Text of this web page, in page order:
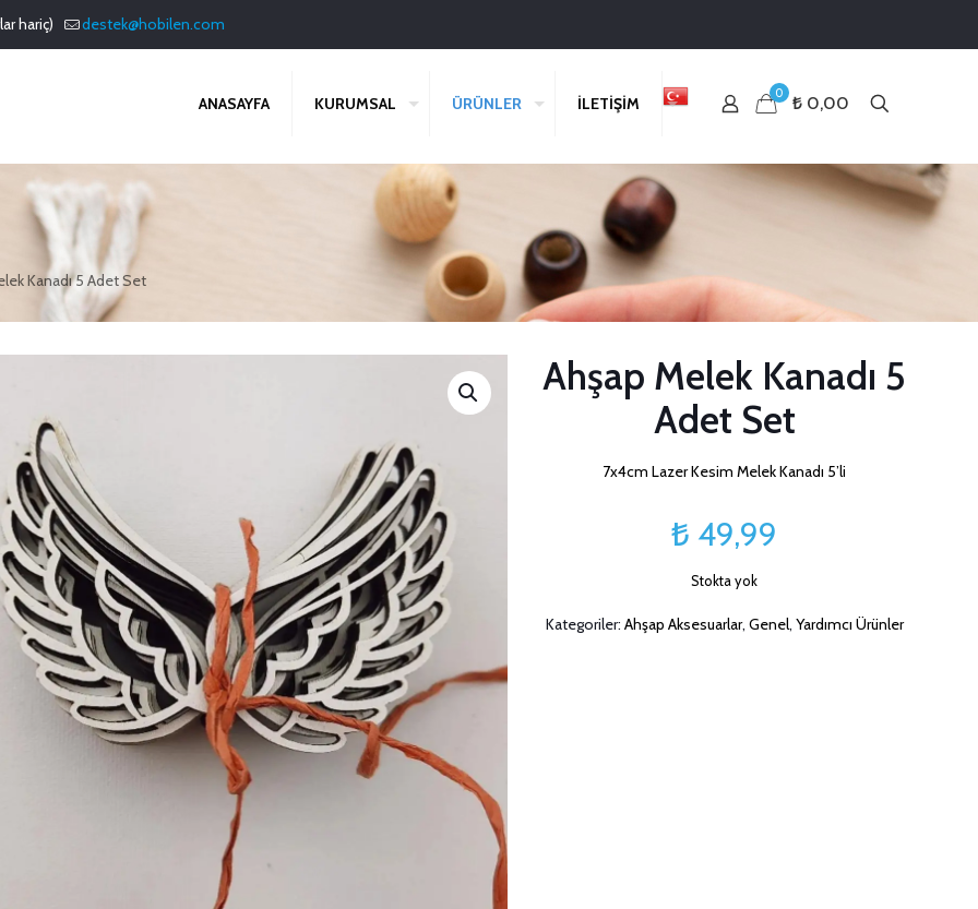
hariç) destek@hobilen.com
ANASAYFA KURUMSAL ÜRÜNLER İLETİŞİM
0 ₺ 0,00
Kanadı 5 Adet Set
Ahşap Melek Kanadı 5
Adet Set
7x4cm Lazer Kesim Melek Kanadı 5’li
₺ 49,99
Stokta yok
Kategoriler: Ahşap Aksesuarlar, Genel, Yardımcı Ürünler